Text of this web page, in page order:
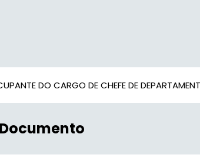
DO CARGO DE CHEFE DE